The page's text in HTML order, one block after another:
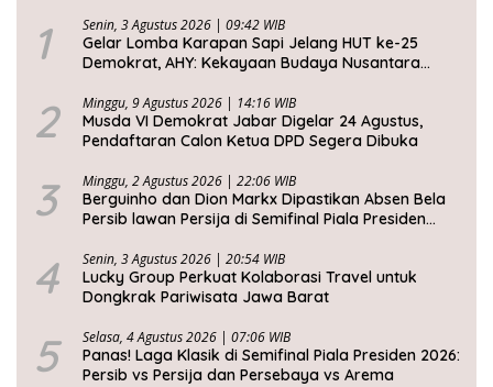
1 Senin, 3 Agustus 2026 | 09:42 WIB
Gelar Lomba Karapan Sapi Jelang HUT ke-25
Demokrat, AHY: Kekayaan Budaya Nusantara
2 Minggu, 9 Agustus 2026 | 14:16 WIB
Musda VI Demokrat Jabar Digelar 24 Agustus,
Pendaftaran Calon Ketua DPD Segera Dibuka
3 Minggu, 2 Agustus 2026 | 22:06 WIB
Berguinho dan Dion Markx Dipastikan Absen Bela
Persib lawan Persija di Semifinal Piala Presiden
4 Senin, 3 Agustus 2026 | 20:54 WIB
Lucky Group Perkuat Kolaborasi Travel untuk
Dongkrak Pariwisata Jawa Barat
5 Selasa, 4 Agustus 2026 | 07:06 WIB
Panas! Laga Klasik di Semifinal Piala Presiden 2026:
Persib vs Persija dan Persebaya vs Arema